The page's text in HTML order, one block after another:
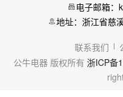
电子邮箱：
地址：浙江省慈
联系我们
公牛电器 版权所有 浙ICP备